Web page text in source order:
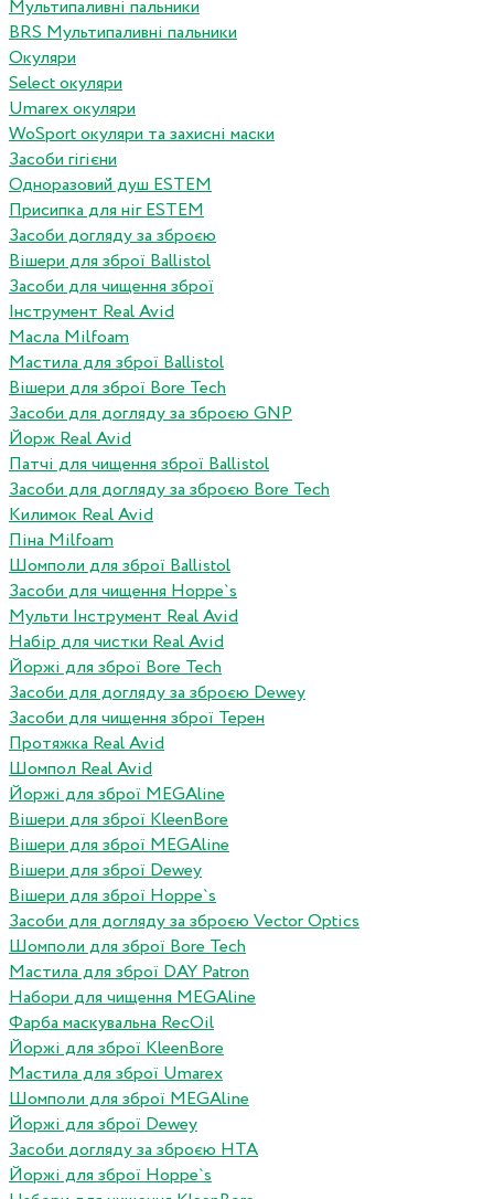
Мультипаливні пальники
BRS Мультипаливні пальники
Окуляри
Select окуляри
Umarex окуляри
WoSport окуляри та захисні маски
Засоби гігієни
Одноразовий душ ESTEM
Присипка для ніг ESTEM
Засоби догляду за зброєю
Вішери для зброї Ballistol
Засоби для чищення зброї
Інструмент Real Avid
Масла Milfoam
Мастила для зброї Ballistol
Вішери для зброї Bore Tech
Засоби для догляду за зброєю GNP
Йорж Real Avid
Патчі для чищення зброї Ballistol
Засоби для догляду за зброєю Bore Tech
Килимок Real Avid
Піна Milfoam
Шомполи для зброї Ballistol
Засоби для чищення Hoppe`s
Мульти Інструмент Real Avid
Набір для чистки Real Avid
Йоржі для зброї Bore Tech
Засоби для догляду за зброєю Dewey
Засоби для чищення зброї Терен
Протяжка Real Avid
Шомпол Real Avid
Йоржі для зброї MEGAline
Вішери для зброї KleenBore
Вішери для зброї MEGAline
Вішери для зброї Dewey
Вішери для зброї Hoppe`s
Засоби для догляду за зброєю Vector Optics
Шомполи для зброї Bore Tech
Мастила для зброї DAY Patron
Набори для чищення MEGAline
Фарба маскувальна RecOil
Йоржі для зброї KleenBore
Мастила для зброї Umarex
Шомполи для зброї MEGAline
Йоржі для зброї Dewey
Засоби догляду за зброєю HTA
Йоржі для зброї Hoppe`s